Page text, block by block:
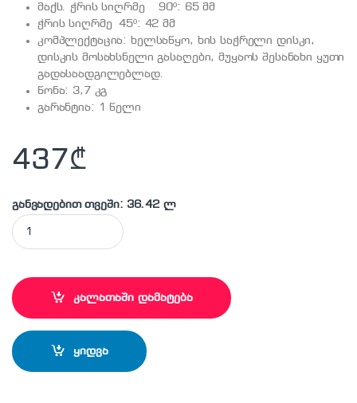
მაქს. ჭრის სიღრმე 90º: 65 მმ
ჭრის სიღრმე 45º: 42 მმ
კომპლექტაცია: ხელსაწყო, ხის საჭრელი დისკი,
დისკის მოსახსნელი გასაღები, მუყაოს შესანახი ყუთი
გადასაადგილებლად.
წონა: 3,7 კგ
გარანტია: 1 წელი
437₾
განვადებით თვეში: 36.42 ლ
DEWALT - DWE560-QS ხელის ცირკულარული ხერხი quantity
კალათაში დამატება
ყიდვა